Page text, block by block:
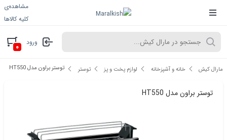
مشاهده‌ی
کلیه کالاها
ورود ۰
مارال کیش خانه و آشپزخانه لوازم پخت و پز توستر توستر براون مدل HT550
توستر براون مدل HT550